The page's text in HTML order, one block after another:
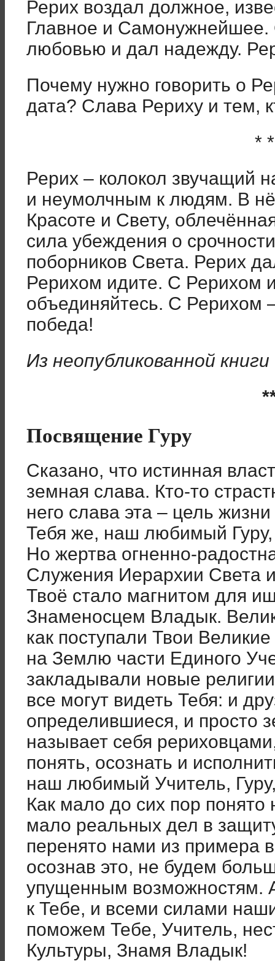
Рерих воздал должное,
Главное и Самонужнейшее.
любовью и дал надежду.
Почему нужно говорить о
дата? Слава Рериху и тем,
*
Рерих – колокол звучащий
и неумолчным к людям. В
Красоте и Свету,
сила убеждения о
поборников Света. Рерих
Рерихом идите. С Рерихом
объединяйтесь. С Рерихом
победа!
Из неопубликованной
Посвящение Гуру
Сказано, что истинная
земная слава. Кто-то
него слава эта – цель
Тебя же, наш любимый Гуру,
Но жертва огненно-
Служения Иерархии Света
Твоё стало магнитом для
Знаменосцем Владык.
как поступали Твои
на Землю части Единого
закладывали новые
все могут видеть Тебя: и
определившиеся, и просто
называет себя
понять, осознать и
наш любимый Учитель,
Как мало до сих пор
мало реальных дел в
перенято нами из примера
осознав это, не будем
упущенным возможностям.
к Тебе, и всеми силами
поможем Тебе, Учитель,
Культуры, Знамя Владык!